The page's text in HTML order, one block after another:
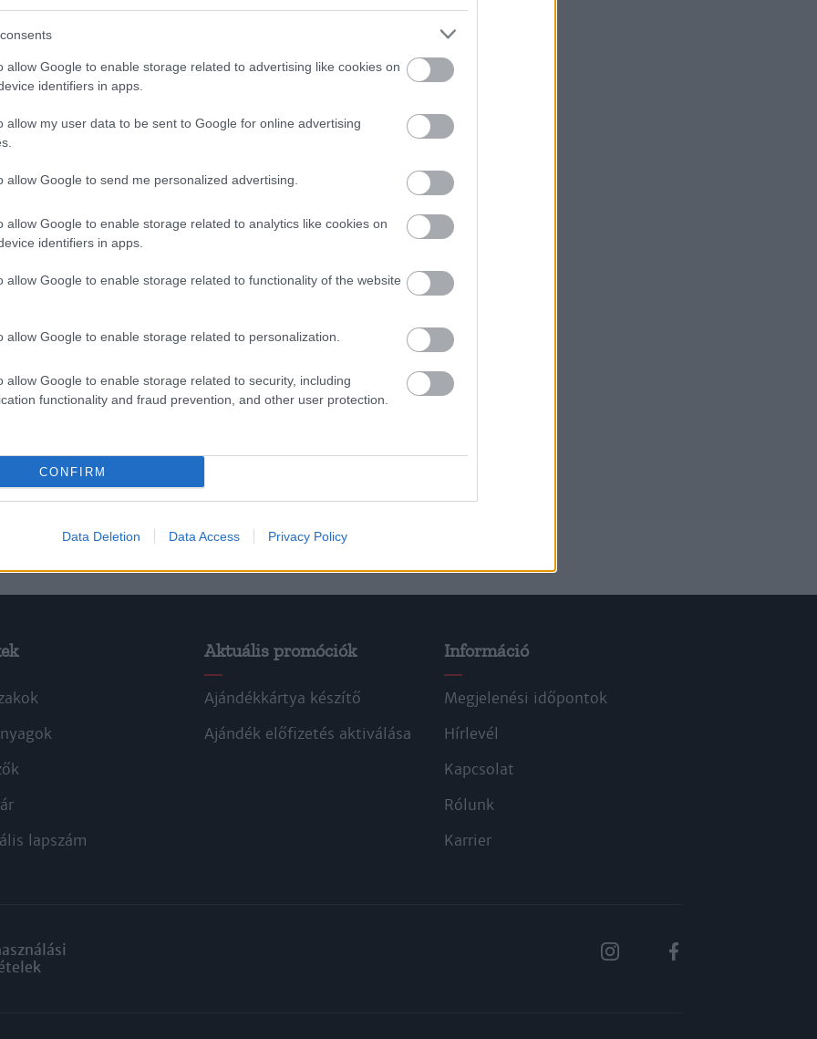
allow Google to enable storage related to advertising like cookies on
identifiers in apps.
allow my user data to be sent to Google for online advertising
allow Google to send me personalized advertising.
allow Google to enable storage related to analytics like cookies on
identifiers in apps.
allow Google to enable storage related to functionality of the website
allow Google to enable storage related to personalization.
allow Google to enable storage related to security, including
functionality and fraud prevention, and other user protection.
CONFIRM
Data Deletion Data Access Privacy Policy
200 Ft-ért, és olvassa a teljes
kap minden történelmi tartalmunkhoz:
tartalma
Próbálja ki!
fiókkal, kattintson ide:
lapszám
Aktuális promóciók
Ajándékkártya készítő
Ajándék előfizetés aktiválása
Információ
Megjelenési időpontok
Hírlevél
Kapcsolat
Rólunk
Karrier